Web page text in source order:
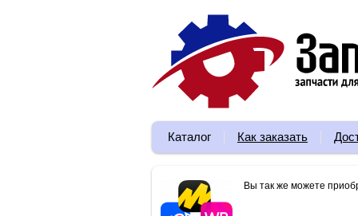
Каталог Как заказать
Вы так же можете